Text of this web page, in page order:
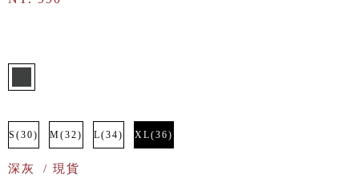
S(30) M(32) L(34) XL(36)
深灰 / 現貨